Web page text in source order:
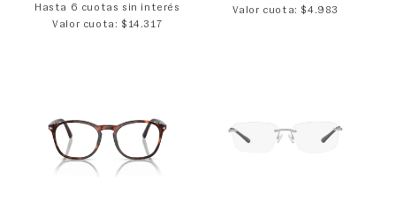
Hasta 6 cuotas sin interés
Valor cuota: $14.317
Valor cuota: $4.983